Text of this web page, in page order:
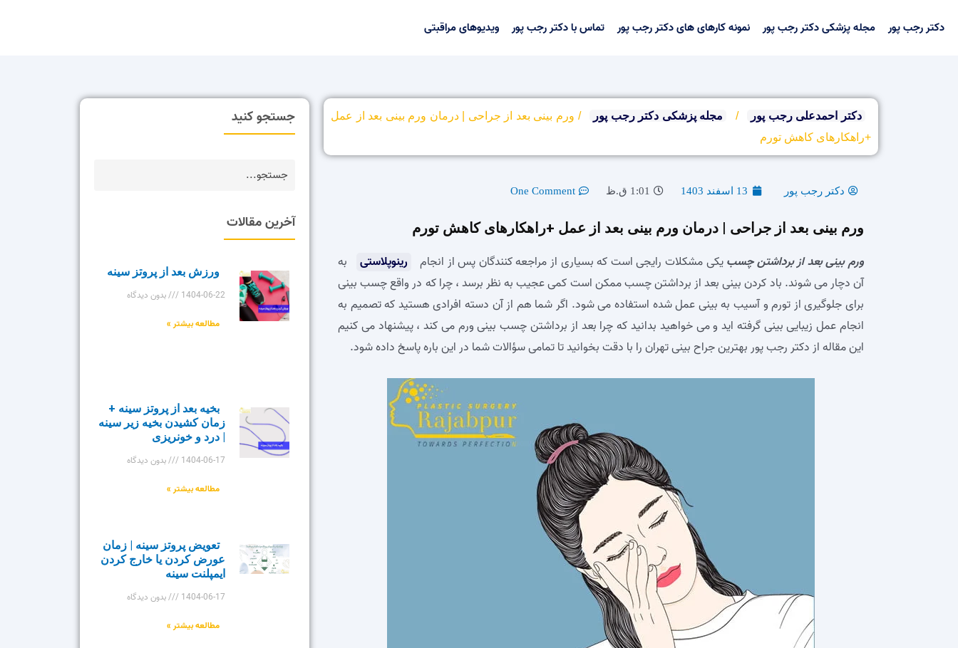
دکتر رجب پور مجله پزشکی دکتر رجب پور نمونه کارهای های دکتر رجب پور تماس با دکتر رجب پور ویدیوهای مراقبتی
دکتر احمدعلی رجب پور / مجله پزشکی دکتر رجب پور / ورم بینی بعد از جراحی | درمان ورم بینی بعد از عمل
+راهکارهای کاهش تورم
دکتر رجب پور 13 اسفند 1403 1:01 ق.ظ One Comment
ورم بینی بعد از جراحی | درمان ورم بینی بعد از عمل +راهکارهای کاهش تورم
ورم بینی بعد از برداشتن چسبیکی مشکلات رایجی است که بسیاری از مراجعه کنندگان پس از انجام رینوپلاستی
به
آن دچار می‌ شوند. باد کردن بینی بعد از برداشتن چسب ممکن است کمی عجیب به نظر برسد ، چرا که در واقع چسب بینی
برای جلوگیری از تورم و آسیب به بینی عمل شده استفاده می‌ شود. اگر شما هم از آن دسته افرادی هستید که تصمیم به
انجام عمل زیبایی بینی گرفته‌ اید و می‌ خواهید بدانید که چرا بعد از برداشتن چسب بینی ورم می کند ، پیشنهاد می‌ کنیم
این مقاله از دکتر رجب پور بهترین جراح بینی تهران را با دقت بخوانید تا تمامی سؤالات شما در این باره پاسخ داده شود.
جستجو کنید
آخرین مقالات
ورزش بعد از پروتز سینه
1404-06-22
بدون دیدگاه
مطالعه بیشتر »
بخیه بعد از پروتز سینه +
زمان کشیدن بخیه زیر سینه
| درد و خونریزی
1404-06-17
بدون دیدگاه
مطالعه بیشتر »
تعویض پروتز سینه | زمان
عورض کردن یا خارج کردن
ایمپلنت سینه
1404-06-17
بدون دیدگاه
مطالعه بیشتر »